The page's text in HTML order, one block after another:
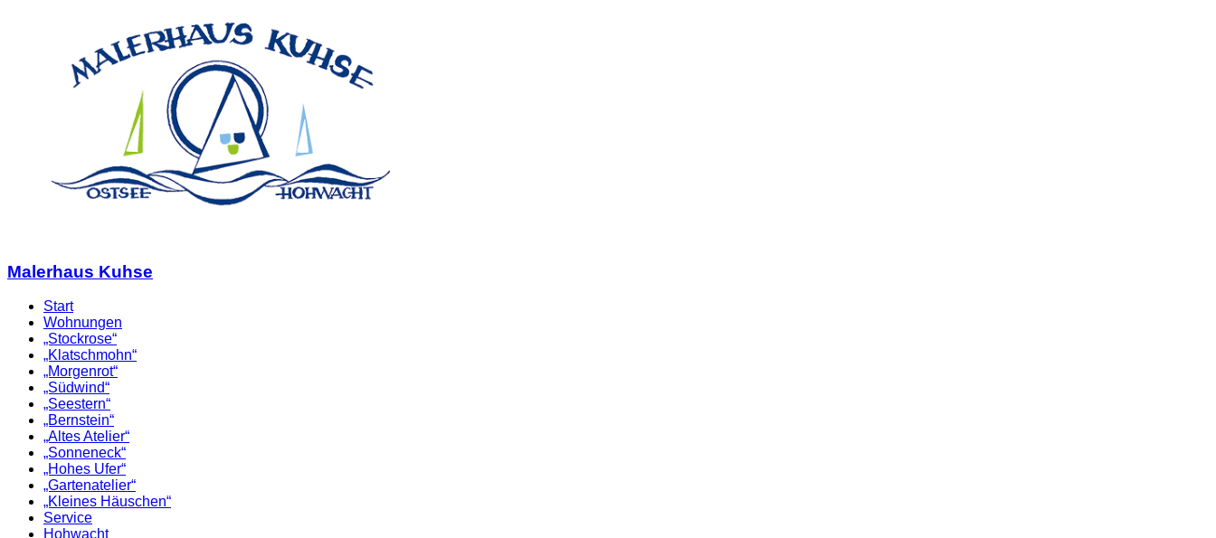
Malerhaus Kuhse
Start
Wohnungen
„Stockrose“
„Klatschmohn“
„Morgenrot“
„Südwind“
„Seestern“
„Bernstein“
„Altes Atelier“
„Sonneneck“
„Hohes Ufer“
„Gartenatelier“
„Kleines Häuschen“
Service
Hohwacht